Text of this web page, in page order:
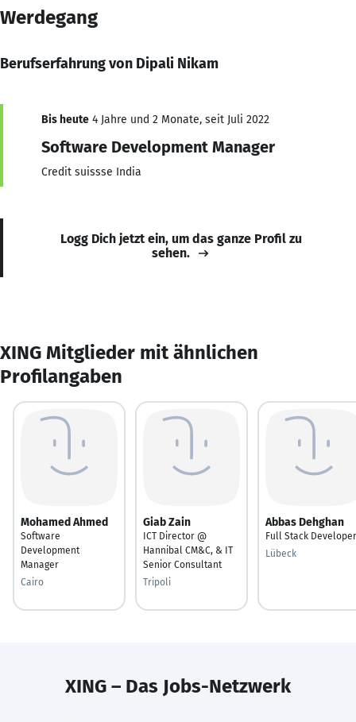
Werdegang
Berufserfahrung von Dipali Nikam
Bis heute 4 Jahre und 2 Monate, seit Juli 2022
Software Development Manager
Credit suissse India
Logg Dich jetzt ein, um das ganze Profil zu
sehen.
XING Mitglieder mit ähnlichen
Profilangaben
Mohamed Ahmed
Software
Development
Manager
Cairo
Giab Zain
ICT Director @
Hannibal CM&C, & IT
Senior Consultant
Tripoli
Abbas Dehghan
Full Stack Developer
Lübeck
XING – Das Jobs-Netzwerk